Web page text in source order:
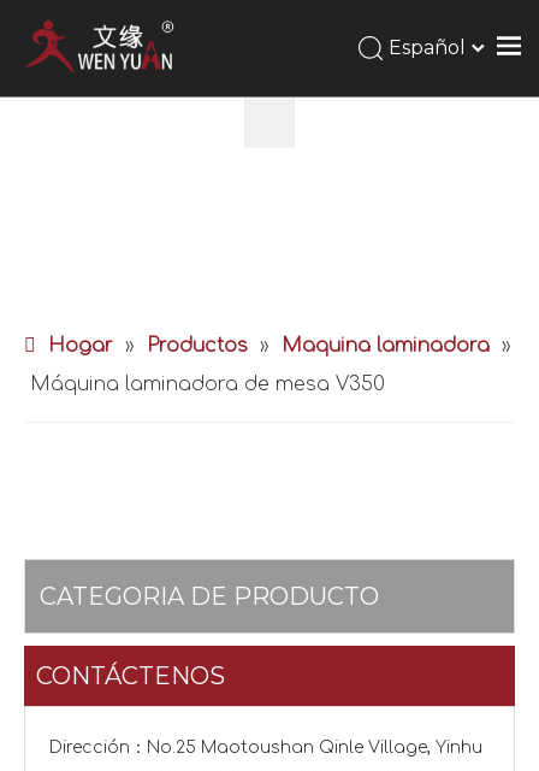
Español
Hogar » Productos » Maquina laminadora »
Máquina laminadora de mesa V350
CATEGORIA DE PRODUCTO
CONTÁCTENOS
Dirección：No.25 Maotoushan Qinle Village, Yinhu